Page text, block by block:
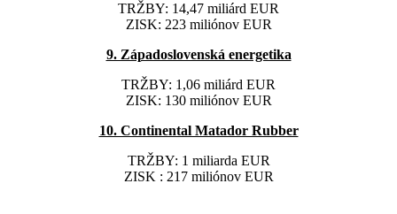
TRŽBY: 14,47 miliárd EUR
ZISK: 223 miliónov EUR
9. Západoslovenská energetika
TRŽBY: 1,06 miliárd EUR
ZISK: 130 miliónov EUR
10. Continental Matador Rubber
TRŽBY: 1 miliarda EUR
ZISK : 217 miliónov EUR